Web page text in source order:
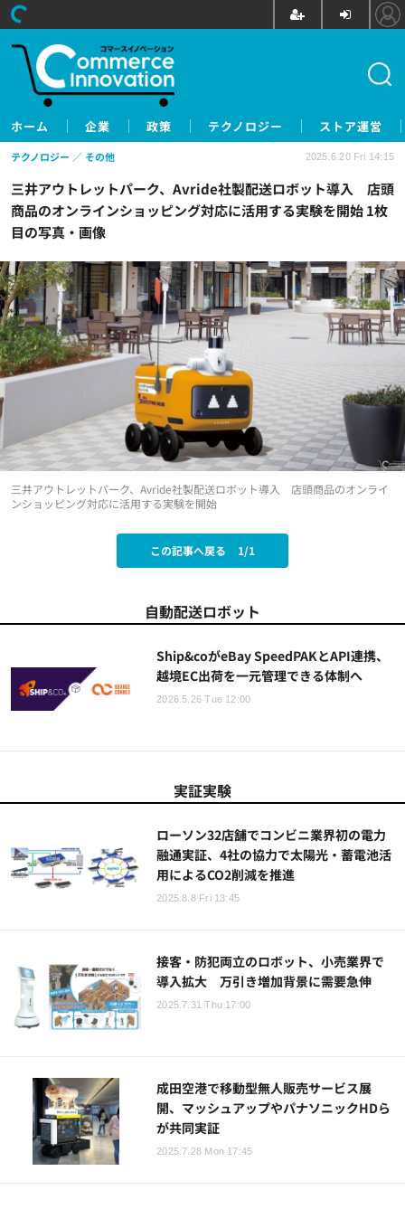
ホーム 企業 政策 テクノロジー ストア運営
三井アウトレットパーク、Avride社製配送ロボット導入 店頭
商品のオンラインショッピング対応に活用する実験を開始 1枚
目の写真・画像
テクノロジー その他 2025.6.20 Fri 14:15
三井アウトレットパーク、Avride社製配送ロボット導入 店頭商品のオンライ
ンショッピング対応に活用する実験を開始
この記事へ戻る 1/1
自動配送ロボット
Ship&coがeBay SpeedPAKとAPI連携、
越境EC出荷を一元管理できる体制へ
2026.5.26 Tue 12:00
実証実験
ローソン32店舗でコンビニ業界初の電力
融通実証、4社の協力で太陽光・蓄電池活
用によるCO2削減を推進
2025.8.8 Fri 13:45
接客・防犯両立のロボット、小売業界で
導入拡大 万引き増加背景に需要急伸
2025.7.31 Thu 17:00
成田空港で移動型無人販売サービス展
開、マッシュアップやパナソニックHDら
が共同実証
2025.7.28 Mon 17:45